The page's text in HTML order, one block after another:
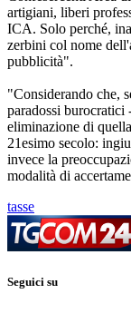
artigiani, liberi
ICA. Solo perché,
zerbini col nome
pubblicità".
"Considerando che,
paradossi burocratici
eliminazione di
21esimo secolo:
invece la
modalità di
tasse
Seguici su